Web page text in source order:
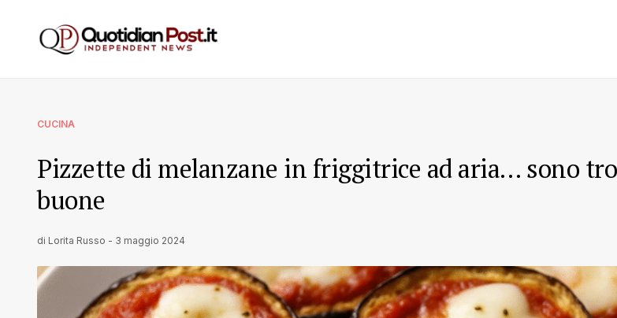
CUCINA
Pizzette di melanzane in friggitrice ad aria… sono
buone
di Lorita Russo - 3 maggio 2024